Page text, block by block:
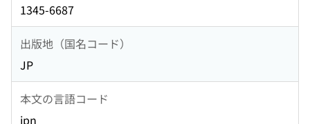
1345-6687
出版地（国名コード）
JP
本文の言語コード
jpn